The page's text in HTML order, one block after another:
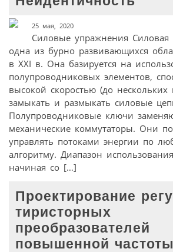
25 мая, 2020
Силовые упражнения Силовая
одна из бурно развивающихся
в XXI в. Она базируется на
полупроводниковых элементов,
высокой скоростью (до нескольких
замыкать и размыкать силовые
Полупроводниковые ключи
механические коммутаторы. Они
управлять потоками энергии по
алгоритму. Диапазон
начиная со […]
Проектирование
тиристорных
преобразователей
повышенной частоты